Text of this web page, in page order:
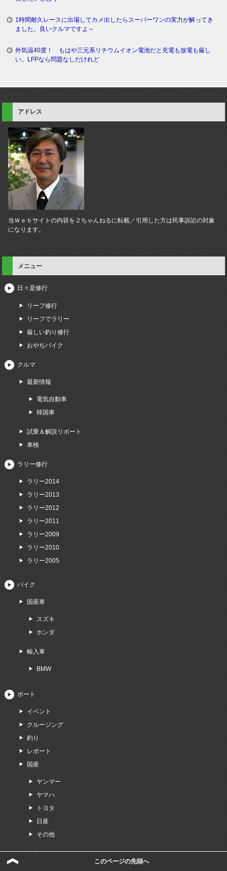
1時間耐久レースに出場してカメ出したらスーパーワンの実力が解ってき
ました。良いクルマですよ～
外気温40度！ もはや三元系リチウムイオン電池だと充電も放電も厳し
い。LFPなら問題なしだけれど
アドレス
当Ｗｅｂサイトの内容を２ちゃんねるに転載／引用した方は民事訴訟の対象
になります。
メニュー
日々是修行
リーフ修行
リーフでラリー
厳しい釣り修行
おやぢバイク
クルマ
最新情報
電気自動車
韓国車
試乗＆解説リポート
車検
ラリー修行
ラリー2014
ラリー2013
ラリー2012
ラリー2011
ラリー2009
ラリー2010
ラリー2005
バイク
国産車
スズキ
ホンダ
輸入車
BMW
ボート
イベント
クルージング
釣り
レポート
国産
ヤンマー
ヤマハ
トヨタ
日産
その他
輸入艇
このページの先頭へ